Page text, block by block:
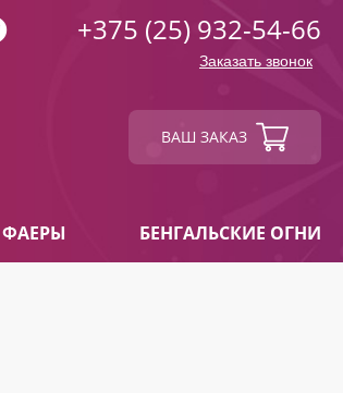
+375 (25) 932-54-66
Заказать звонок
ВАШ ЗАКАЗ
БЕНГАЛЬСКИЕ ОГНИ